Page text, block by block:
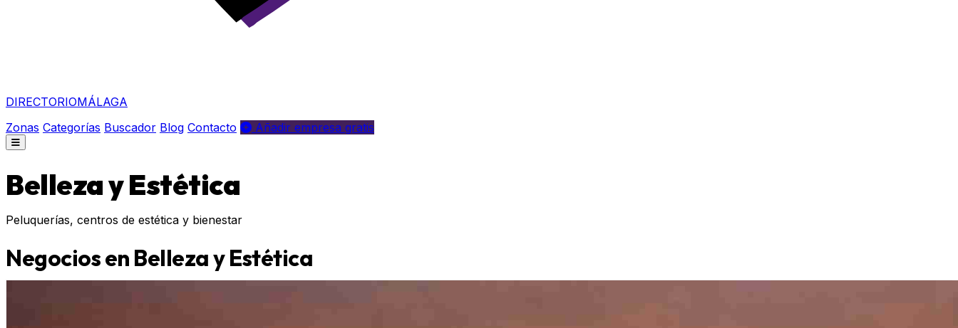
DIRECTORIOMÁLAGA
Zonas Categorías Buscador Blog Contacto Añadir empresa gratis
Belleza y Estética
Peluquerías, centros de estética y bienestar
Negocios en Belleza y Estética